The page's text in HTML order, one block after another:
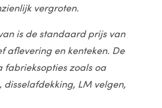
vergroten.
is de standaard prijs van
aflevering en kenteken. De
fabrieksopties zoals oa
LM velgen,